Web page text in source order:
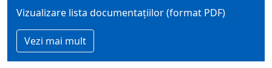
Vizualizare lista documentaţiilor (format PDF)
Vezi mai mult